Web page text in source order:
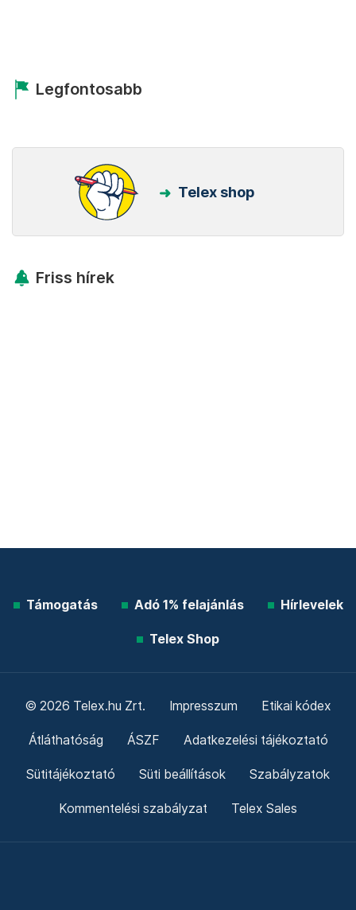
Legfontosabb
Telex shop
Friss hírek
Támogatás Adó 1% felajánlás Hírlevelek
Telex Shop
© 2026 Telex.hu Zrt. Impresszum Etikai kódex
Átláthatóság ÁSZF Adatkezelési tájékoztató
Sütitájékoztató Süti beállítások Szabályzatok
Kommentelési szabályzat Telex Sales